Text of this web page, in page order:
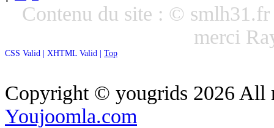
Contenu du site : ©
merci
CSS Valid | XHTML Valid | Top
Copyright © yougrids 2026 All
Youjoomla.com